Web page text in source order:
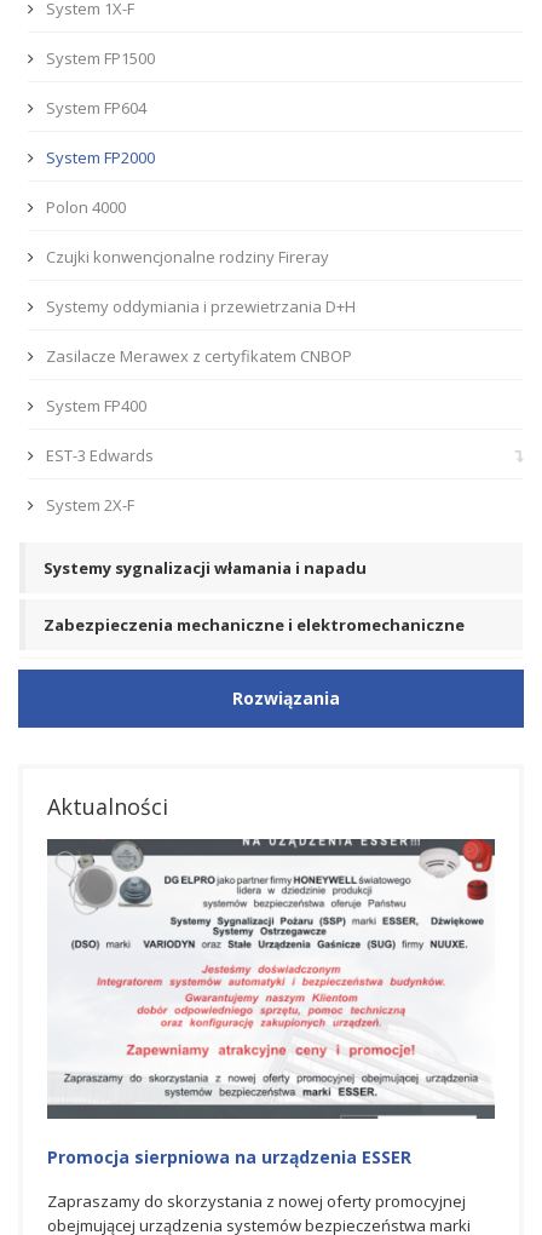
System 1X-F
System FP1500
System FP604
System FP2000
Polon 4000
Czujki konwencjonalne rodziny Fireray
Systemy oddymiania i przewietrzania D+H
Zasilacze Merawex z certyfikatem CNBOP
System FP400
EST-3 Edwards
System 2X-F
Systemy sygnalizacji włamania i napadu
Zabezpieczenia mechaniczne i elektromechaniczne
Rozwiązania
Aktualności
Promocja sierpniowa na urządzenia ESSER
Zapraszamy do skorzystania z nowej oferty promocyjnej
obejmującej urządzenia systemów bezpieczeństwa marki